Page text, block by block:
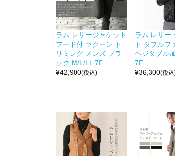
ラム レザージャケット
フード付 ラクーン ト
リミング メンズ ブラ
ック M/L/LL 7F
¥42,900(税込)
ラム レザー
ト ダブルフ
ベジタブル
7F
¥36,300(税込